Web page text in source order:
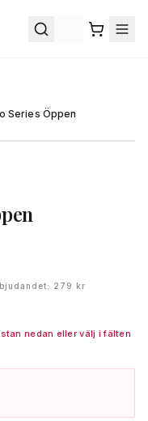
Series Öppen
: 279 kr
nedan eller välj i fälten
eller hur
beställning